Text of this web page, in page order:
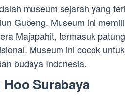
museum sejarah yang
Gubeng. Museum ini
Majapahit, termasuk
Museum ini cocok
budaya Indonesia.
Surabaya